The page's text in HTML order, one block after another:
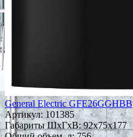
General Electric GFE26GGHBB
Артикул: 101385
Габариты ШxГxВ: 92x75x177